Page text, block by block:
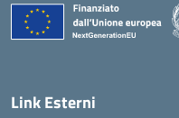
Link Esterni